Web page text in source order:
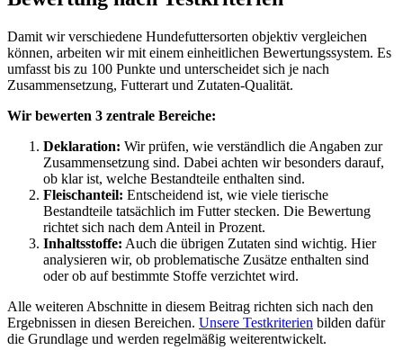
Damit wir verschiedene Hundefuttersorten objektiv vergleichen
können, arbeiten wir mit einem einheitlichen Bewertungssystem. Es
umfasst bis zu 100 Punkte und unterscheidet sich je nach
Zusammensetzung, Futterart und Zutaten-Qualität.
Wir bewerten 3 zentrale Bereiche:
Deklaration: Wir prüfen, wie verständlich die Angaben zur
Zusammensetzung sind. Dabei achten wir besonders darauf,
ob klar ist, welche Bestandteile enthalten sind.
Fleischanteil: Entscheidend ist, wie viele tierische
Bestandteile tatsächlich im Futter stecken. Die Bewertung
richtet sich nach dem Anteil in Prozent.
Inhaltsstoffe: Auch die übrigen Zutaten sind wichtig. Hier
analysieren wir, ob problematische Zusätze enthalten sind
oder ob auf bestimmte Stoffe verzichtet wird.
Alle weiteren Abschnitte in diesem Beitrag richten sich nach den
Ergebnissen in diesen Bereichen. Unsere Testkriterien bilden dafür
die Grundlage und werden regelmäßig weiterentwickelt.